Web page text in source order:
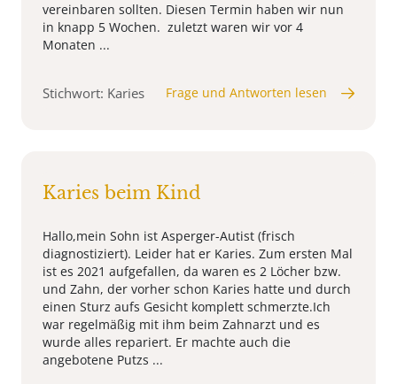
vereinbaren sollten. Diesen Termin haben wir nun
in knapp 5 Wochen. zuletzt waren wir vor 4
Monaten ...
Stichwort: Karies Frage und Antworten lesen
Karies beim Kind
Hallo,mein Sohn ist Asperger-Autist (frisch
diagnostiziert). Leider hat er Karies. Zum ersten Mal
ist es 2021 aufgefallen, da waren es 2 Löcher bzw.
und Zahn, der vorher schon Karies hatte und durch
einen Sturz aufs Gesicht komplett schmerzte.Ich
war regelmäßig mit ihm beim Zahnarzt und es
wurde alles repariert. Er machte auch die
angebotene Putzs ...